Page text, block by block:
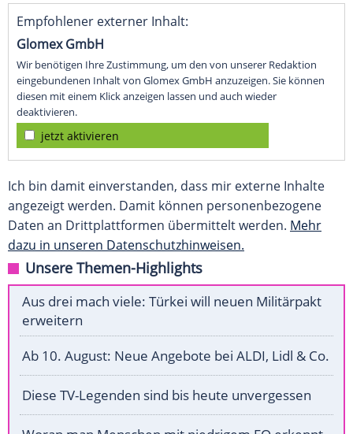
Empfohlener externer Inhalt:
Glomex GmbH
Wir benötigen Ihre Zustimmung, um den von unserer Redaktion
eingebundenen Inhalt von Glomex GmbH anzuzeigen. Sie können
diesen mit einem Klick anzeigen lassen und auch wieder
deaktivieren.
jetzt aktivieren
Ich bin damit einverstanden, dass mir externe Inhalte
angezeigt werden. Damit können personenbezogene
Daten an Drittplattformen übermittelt werden. Mehr
dazu in unseren Datenschutzhinweisen.
Unsere Themen-Highlights
Aus drei mach viele: Türkei will neuen Militärpakt
erweitern
Ab 10. August: Neue Angebote bei ALDI, Lidl & Co.
Diese TV-Legenden sind bis heute unvergessen